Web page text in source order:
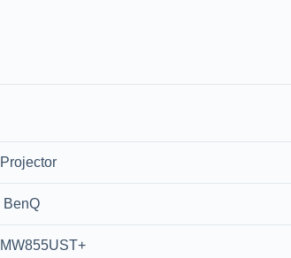
Projector
BenQ
MW855UST+